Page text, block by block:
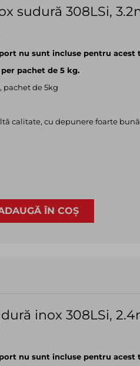
sudură 308LSi,
nu sunt incluse pentru acest
pachet de 5 kg.
pachet de 5kg
calitate, cu depunere foarte bună
ÎN COȘ
inox 308LSi,
nu sunt incluse pentru acest